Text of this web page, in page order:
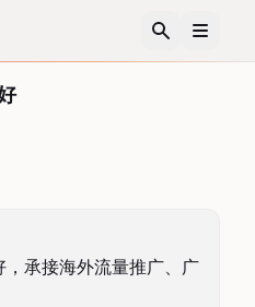
承接海外流量推广、广